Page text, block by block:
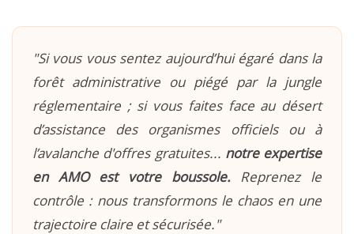
"Si vous vous sentez aujourd’hui égaré dans la
forêt administrative ou piégé par la jungle
réglementaire ; si vous faites face au désert
d’assistance des organismes officiels ou à
l’avalanche d'offres gratuites... notre expertise
en AMO est votre boussole.Reprenez le
contrôle : nous transformons le chaos en une
trajectoire claire et sécurisée."